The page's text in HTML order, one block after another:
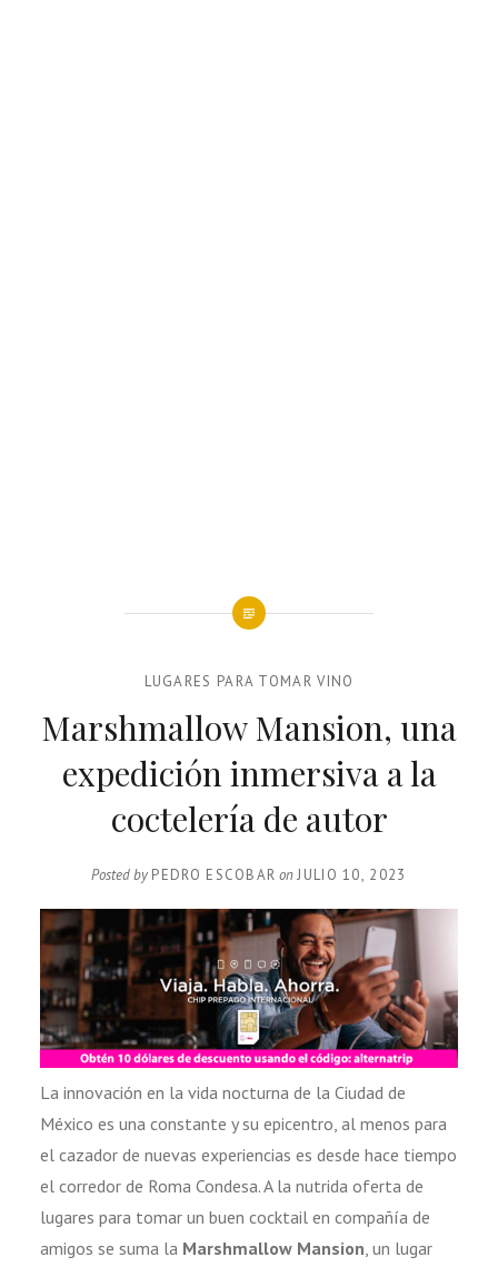
LUGARES PARA TOMAR VINO
Marshmallow Mansion, una
expedición inmersiva a la
coctelería de autor
Posted by PEDRO ESCOBAR onJULIO 10, 2023
La innovación en la vida nocturna de la Ciudad de
México es una constante y su epicentro, al menos para
el cazador de nuevas experiencias es desde hace tiempo
el corredor de Roma Condesa. A la nutrida oferta de
lugares para tomar un buen cocktail en compañía de
amigos se suma la Marshmallow Mansion, un lugar